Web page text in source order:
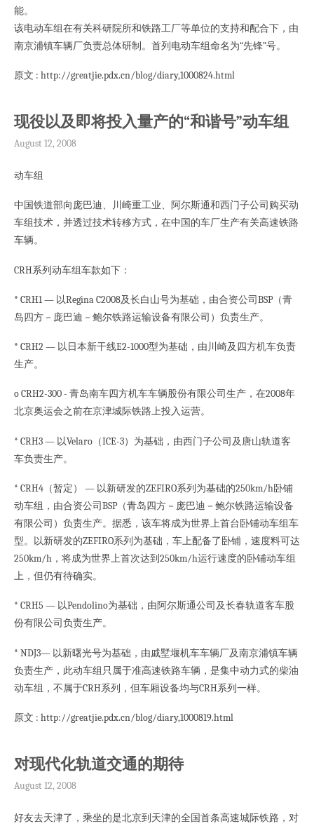
能。
该电动车组在有关科研院所和铁路工厂等单位的支持和配合下，由
南京浦镇车辆厂负责总体研制。首列电动车组命名为“先锋”号。
原文 : http://greatjie.pdx.cn/blog/diary,1000824.html
现役以及即将投入量产的“和谐号”动车组
August 12, 2008
动车组
中国铁道部向庞巴迪、川崎重工业、阿尔斯通和西门子公司购买动
车组技术，并透过技术转移方式，在中国的车厂生产有关高速铁路
车辆。
CRH系列动车组车款如下：
* CRH1 — 以Regina C2008及长白山号为基础，由合资公司BSP（青
岛四方－庞巴迪－鲍尔铁路运输设备有限公司）负责生产。
* CRH2 — 以日本新干线E2-1000型为基础，由川崎及四方机车负责
生产。
o CRH2-300 - 青岛南车四方机车车辆股份有限公司生产，在2008年
北京奥运会之前在京津城际铁路上投入运营。
* CRH3 — 以Velaro（ICE-3）为基础，由西门子公司及唐山轨道客
车负责生产。
* CRH4（暂定） — 以新研发的ZEFIRO系列为基础的250km/h卧铺
动车组，由合资公司BSP（青岛四方－庞巴迪－鲍尔铁路运输设备
有限公司）负责生产。据悉，该车将成为世界上首台卧铺动车组车
型。以新研发的ZEFIRO系列为基础，车上配备了卧铺，速度料可达
250km/h，将成为世界上首次达到250km/h运行速度的卧铺动车组
上，但仍有待确实。
* CRH5 — 以Pendolino为基础，由阿尔斯通公司及长春轨道客车股
份有限公司负责生产。
* NDJ3— 以新曙光号为基础，由戚墅堰机车车辆厂及南京浦镇车辆
负责生产，此动车组只属于准高速铁路车辆，是集中动力式的柴油
动车组，不属于CRH系列，但车厢设备均与CRH系列一样。
原文 : http://greatjie.pdx.cn/blog/diary,1000819.html
对现代化轨道交通的期待
August 12, 2008
好友去天津了，乘坐的是北京到天津的全国首条高速城际铁路，对